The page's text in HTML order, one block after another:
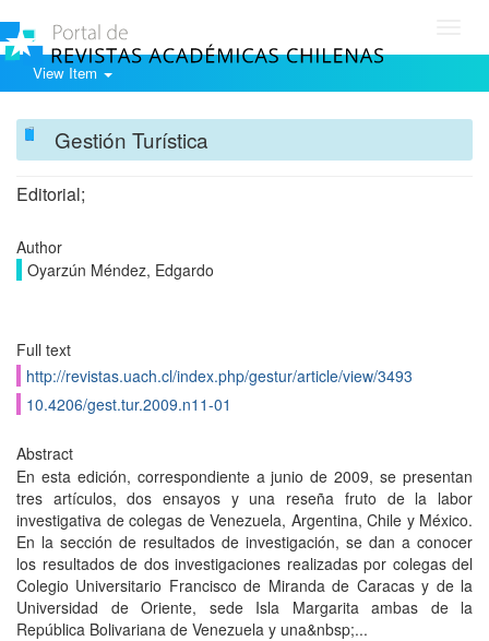
View Item
Gestión Turística
Editorial;
Author
Oyarzún Méndez, Edgardo
Full text
http://revistas.uach.cl/index.php/gestur/article/view/3493
10.4206/gest.tur.2009.n11-01
Abstract
En esta edición, correspondiente a junio de 2009, se presentan
tres artículos, dos ensayos y una reseña fruto de la labor
investigativa de colegas de Venezuela, Argentina, Chile y México.
En la sección de resultados de investigación, se dan a conocer
los resultados de dos investigaciones realizadas por colegas del
Colegio Universitario Francisco de Miranda de Caracas y de la
Universidad de Oriente, sede Isla Margarita ambas de la
República Bolivariana de Venezuela y una&nbsp;...